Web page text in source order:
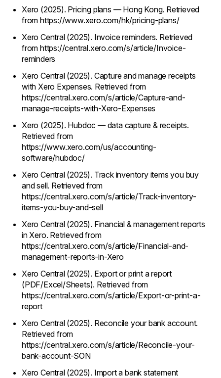
Xero (2025). Pricing plans — Hong Kong. Retrieved
from https://www.xero.com/hk/pricing-plans/
Xero Central (2025). Invoice reminders. Retrieved
from https://central.xero.com/s/article/Invoice-
reminders
Xero Central (2025). Capture and manage receipts
with Xero Expenses. Retrieved from
https://central.xero.com/s/article/Capture-and-
manage-receipts-with-Xero-Expenses
Xero (2025). Hubdoc — data capture & receipts.
Retrieved from
https://www.xero.com/us/accounting-
software/hubdoc/
Xero Central (2025). Track inventory items you buy
and sell. Retrieved from
https://central.xero.com/s/article/Track-inventory-
items-you-buy-and-sell
Xero Central (2025). Financial & management reports
in Xero. Retrieved from
https://central.xero.com/s/article/Financial-and-
management-reports-in-Xero
Xero Central (2025). Export or print a report
(PDF/Excel/Sheets). Retrieved from
https://central.xero.com/s/article/Export-or-print-a-
report
Xero Central (2025). Reconcile your bank account.
Retrieved from
https://central.xero.com/s/article/Reconcile-your-
bank-account-SON
Xero Central (2025). Import a bank statement